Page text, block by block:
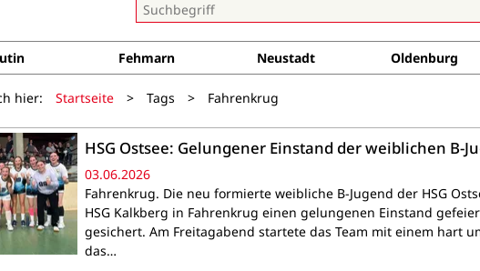
Fehmarn Neustadt Oldenburg
hier: Startseite > Tags > Fahrenkrug
HSG Ostsee: Gelungener Einstand der weiblichen B-
03.06.2026
Fahrenkrug. Die neu formierte weibliche B-Jugend der HSG
HSG Kalkberg in Fahrenkrug einen gelungenen Einstand
gesichert. Am Freitagabend startete das Team mit einem hart
das…